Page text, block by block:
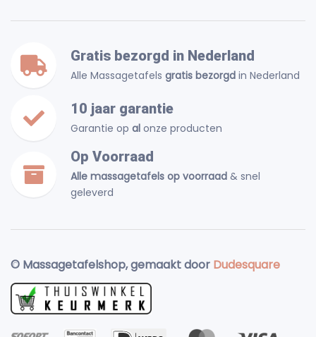
Gratis bezorgd in Nederland
Alle Massagetafels gratis bezorgd in Nederland
10 jaar garantie
Garantie op al onze producten
Op Voorraad
Alle massagetafels op voorraad & snel
geleverd
© Massagetafelshop, gemaakt door Dudesquare